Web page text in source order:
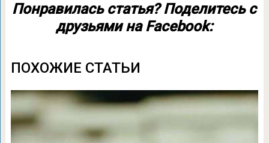
Понравилась статья? Поделитесь с
друзьями на Facebook:
ПОХОЖИЕ СТАТЬИ